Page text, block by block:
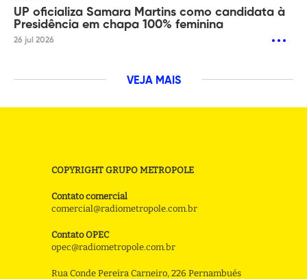
UP oficializa Samara Martins como candidata à
Presidência em chapa 100% feminina
26 jul 2026
VEJA MAIS
COPYRIGHT GRUPO METROPOLE
Contato comercial
comercial@radiometropole.com.br
Contato OPEC
opec@radiometropole.com.br
Rua Conde Pereira Carneiro, 226 Pernambués